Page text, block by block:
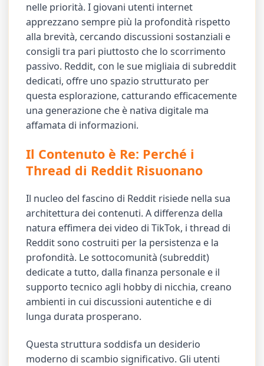
nelle priorità. I giovani utenti internet
apprezzano sempre più la profondità rispetto
alla brevità, cercando discussioni sostanziali e
consigli tra pari piuttosto che lo scorrimento
passivo. Reddit, con le sue migliaia di subreddit
dedicati, offre uno spazio strutturato per
questa esplorazione, catturando efficacemente
una generazione che è nativa digitale ma
affamata di informazioni.
Il Contenuto è Re: Perché i
Thread di Reddit Risuonano
Il nucleo del fascino di Reddit risiede nella sua
architettura dei contenuti. A differenza della
natura effimera dei video di TikTok, i thread di
Reddit sono costruiti per la persistenza e la
profondità. Le sottocomunità (subreddit)
dedicate a tutto, dalla finanza personale e il
supporto tecnico agli hobby di nicchia, creano
ambienti in cui discussioni autentiche e di
lunga durata prosperano.
Questa struttura soddisfa un desiderio
moderno di scambio significativo. Gli utenti